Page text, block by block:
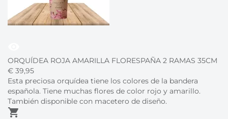
ORQUÍDEA ROJA AMARILLA FLORESPAÑA 2 RAMAS 35CM
€ 39,95
Esta preciosa orquídea tiene los colores de la bandera
española. Tiene muchas flores de color rojo y amarillo.
También disponible con macetero de diseño.
shopping_cart